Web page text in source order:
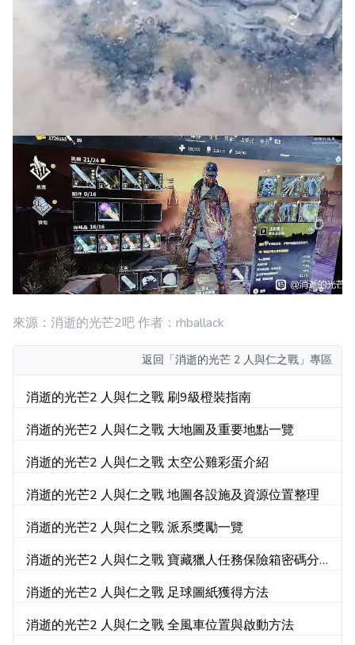
來源：消逝的光芒2吧 作者：rhballack
返回 「消逝的光芒 2 人與仁之戰」專區
消逝的光芒2 人與仁之戰 刷9級橙裝指南
消逝的光芒2 人與仁之戰 大地圖及重要地點一覽
消逝的光芒2 人與仁之戰 太空公雞彩蛋介紹
消逝的光芒2 人與仁之戰 地圖各設施及資源位置整理
消逝的光芒2 人與仁之戰 派系獎勵一覽
消逝的光芒2 人與仁之戰 寶藏獵人任務保險箱密碼分
消逝的光芒2 人與仁之戰 足球圖紙獲得方法
消逝的光芒2 人與仁之戰 全風車位置與啟動方法